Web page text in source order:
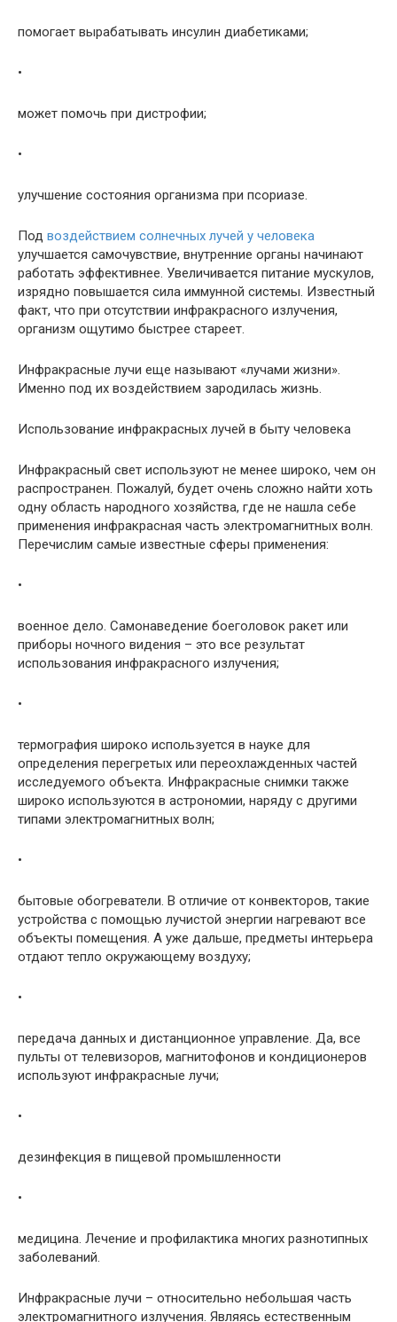
помогает вырабатывать инсулин диабетиками;
•
может помочь при дистрофии;
•
улучшение состояния организма при псориазе.
Под воздействием солнечных лучей у человека
улучшается самочувствие, внутренние органы начинают
работать эффективнее. Увеличивается питание мускулов,
изрядно повышается сила иммунной системы. Известный
факт, что при отсутствии инфракрасного излучения,
организм ощутимо быстрее стареет.
Инфракрасные лучи еще называют «лучами жизни».
Именно под их воздействием зародилась жизнь.
Использование инфракрасных лучей в быту человека
Инфракрасный свет используют не менее широко, чем он
распространен. Пожалуй, будет очень сложно найти хоть
одну область народного хозяйства, где не нашла себе
применения инфракрасная часть электромагнитных волн.
Перечислим самые известные сферы применения:
•
военное дело. Самонаведение боеголовок ракет или
приборы ночного видения – это все результат
использования инфракрасного излучения;
•
термография широко используется в науке для
определения перегретых или переохлажденных частей
исследуемого объекта. Инфракрасные снимки также
широко используются в астрономии, наряду с другими
типами электромагнитных волн;
•
бытовые обогреватели. В отличие от конвекторов, такие
устройства с помощью лучистой энергии нагревают все
объекты помещения. А уже дальше, предметы интерьера
отдают тепло окружающему воздуху;
•
передача данных и дистанционное управление. Да, все
пульты от телевизоров, магнитофонов и кондиционеров
используют инфракрасные лучи;
•
дезинфекция в пищевой промышленности
•
медицина. Лечение и профилактика многих разнотипных
заболеваний.
Инфракрасные лучи – относительно небольшая часть
электромагнитного излучения. Являясь естественным